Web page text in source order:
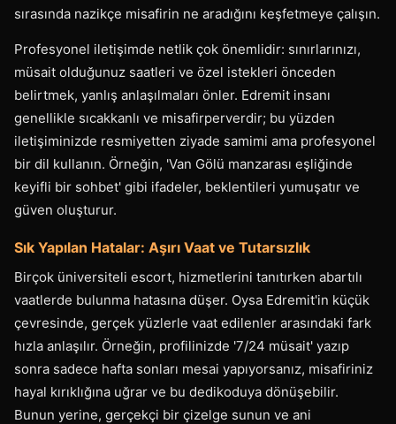
sırasında nazikçe misafirin ne aradığını keşfetmeye çalışın.
Profesyonel iletişimde netlik çok önemlidir: sınırlarınızı,
müsait olduğunuz saatleri ve özel istekleri önceden
belirtmek, yanlış anlaşılmaları önler. Edremit insanı
genellikle sıcakkanlı ve misafirperverdir; bu yüzden
iletişiminizde resmiyetten ziyade samimi ama profesyonel
bir dil kullanın. Örneğin, 'Van Gölü manzarası eşliğinde
keyifli bir sohbet' gibi ifadeler, beklentileri yumuşatır ve
güven oluşturur.
Sık Yapılan Hatalar: Aşırı Vaat ve Tutarsızlık
Birçok üniversiteli escort, hizmetlerini tanıtırken abartılı
vaatlerde bulunma hatasına düşer. Oysa Edremit'in küçük
çevresinde, gerçek yüzlerle vaat edilenler arasındaki fark
hızla anlaşılır. Örneğin, profilinizde '7/24 müsait' yazıp
sonra sadece hafta sonları mesai yapıyorsanız, misafiriniz
hayal kırıklığına uğrar ve bu dedikoduya dönüşebilir.
Bunun yerine, gerçekçi bir çizelge sunun ve ani